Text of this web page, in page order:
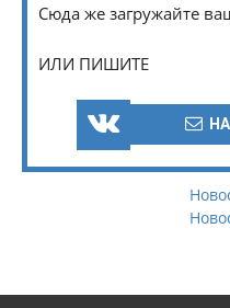
Сюда же загружайте
ИЛИ ПИШИТЕ